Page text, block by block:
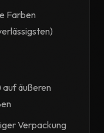
Farben
äußeren
Verpackung